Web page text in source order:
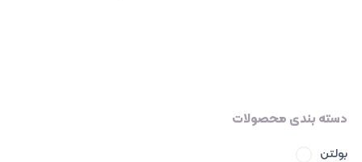
دسته بندی محصولات
بولتن